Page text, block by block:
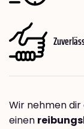
Wir nehmen
einen